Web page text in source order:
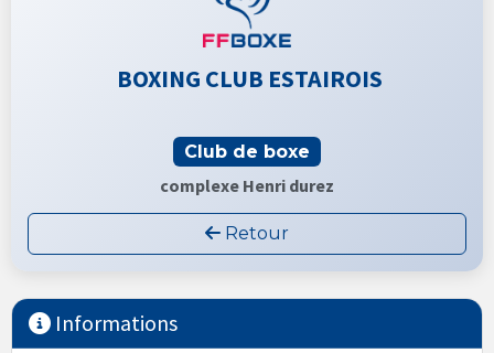
BOXING CLUB ESTAIROIS
Club de boxe
complexe Henri durez
Retour
Informations